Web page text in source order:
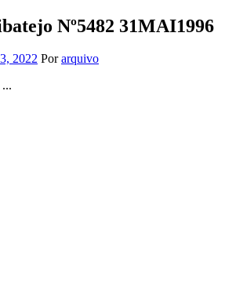
Nº5482 31MAI1996
2022 Porarquivo